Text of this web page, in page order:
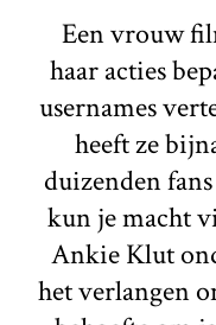
Een vrouw
haar acties
usernames
heeft ze
duizenden
kun je macht
Ankie Klut
het verlangen